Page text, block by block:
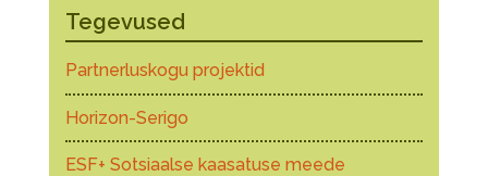
Tegevused
Partnerluskogu projektid
Horizon-Serigo
ESF+ Sotsiaalse kaasatuse meede